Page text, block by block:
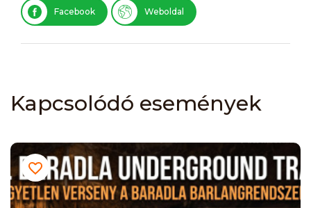
Facebook Weboldal
Kapcsolódó események